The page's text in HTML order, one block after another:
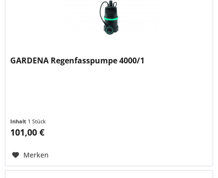
GARDENA Regenfasspumpe 4000/1
Inhalt 1 Stück
101,00 €
Merken